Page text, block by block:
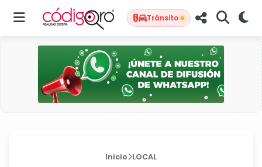
Tránsito
Inicio LOCAL